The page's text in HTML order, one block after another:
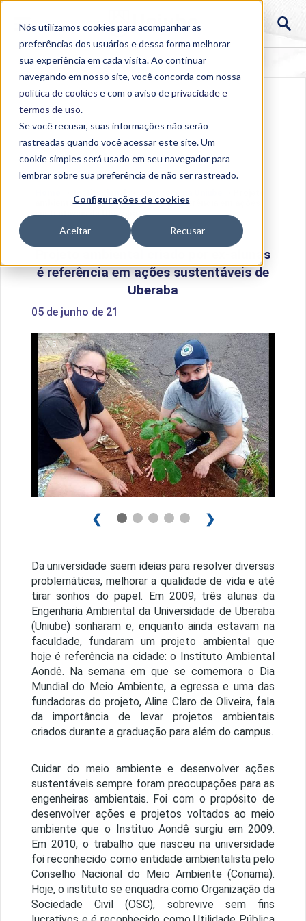
Nós utilizamos cookies para acompanhar as
preferências dos usuários e dessa forma melhorar
sua experiência em cada visita. Ao continuar
navegando em nosso site, você concorda com nossa
política de cookies e com o aviso deprivacidade e
termos de uso.
Se você recusar, suas informações não serão
rastreadas quando você acessar este site. Um
cookie simples será usado em seu navegador para
lembrar sobre sua preferência de não ser rastreado.
Configurações de cookies
Aceitar Recusar
Projeto
ambiental criado por ex-alunas é referência em ações
sustentáveis de Uberaba
Projeto ambiental criado por ex-alunas
é referência em ações sustentáveis de
Uberaba
05 de junho de 21
1 / 5
❮ ❯
Da universidade saem ideias para resolver diversas
problemáticas, melhorar a qualidade de vida e até
tirar sonhos do papel. Em 2009, três alunas da
Engenharia Ambiental da Universidade de Uberaba
(Uniube) sonharam e, enquanto ainda estavam na
faculdade, fundaram um projeto ambiental que
hoje é referência na cidade: o Instituto Ambiental
Aondê. Na semana em que se comemora o Dia
Mundial do Meio Ambiente, a egressa e uma das
fundadoras do projeto, Aline Claro de Oliveira, fala
da importância de levar projetos ambientais
criados durante a graduação para além do campus.
Cuidar do meio ambiente e desenvolver ações
sustentáveis sempre foram preocupações para as
engenheiras ambientais. Foi com o propósito de
desenvolver ações e projetos voltados ao meio
ambiente que o Instituo Aondê surgiu em 2009.
Em 2010, o trabalho que nasceu na universidade
foi reconhecido como entidade ambientalista pelo
Conselho Nacional do Meio Ambiente (Conama).
Hoje, o instituto se enquadra como Organização da
Sociedade Civil (OSC), sobrevive sem fins